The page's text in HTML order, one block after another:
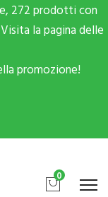
272 prodotti con
la pagina delle
promozione!
0